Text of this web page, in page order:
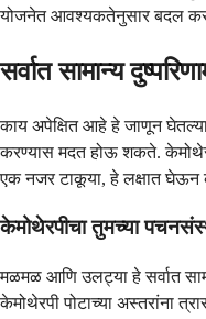
योजनेत आवश्यकतेनुसार बदल
सर्वात सामान्य
काय अपेक्षित आहे हे जाणून
करण्यास मदत होऊ शकते.
एक नजर टाकूया, हे लक्षात
केमोथेरपीचा तुमच्या
मळमळ आणि उलट्या हे सर्वात
केमोथेरपी पोटाच्या अस्तरांना